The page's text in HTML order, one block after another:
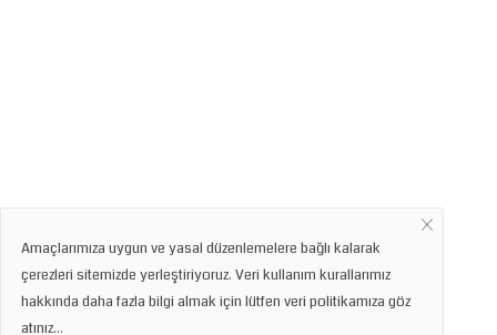
Amaçlarımıza uygun ve yasal düzenlemelere bağlı kalarak
çerezleri sitemizde yerleştiriyoruz. Veri kullanım kurallarımız
hakkında daha fazla bilgi almak için lütfen veri politikamıza göz
atınız...